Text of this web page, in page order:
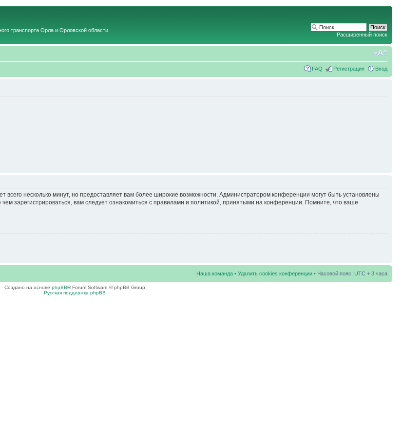
транспорта Орла и Орловской области
Расширенный поиск
FAQ Регистрация Вход
несколько минут, но предоставляет вам более широкие возможности. Администратором конференции могут быть установлены
зарегистрироваться, вам следует ознакомиться с правилами и политикой, принятыми на конференции. Помните, что ваше
Наша команда • Удалить cookies конференции • Часовой пояс: UTC + 3 часа
Создано на основе phpBB® Forum Software © phpBB Group
Русская поддержка phpBB